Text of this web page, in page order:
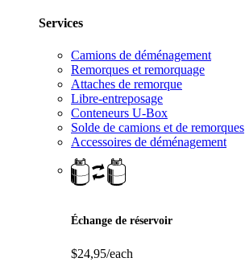
Services
Camions de déménagement
Remorques et remorquage
Attaches de remorque
Libre-entreposage
Conteneurs U-Box
Solde de camions et de remorques
Accessoires de déménagement
Échange de réservoir
$24,95/each